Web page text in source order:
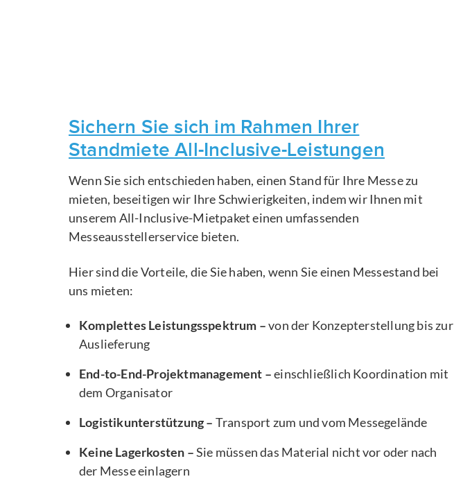
Sichern Sie sich im Rahmen Ihrer
Standmiete All-Inclusive-Leistungen
Wenn Sie sich entschieden haben, einen Stand für Ihre Messe zu
mieten, beseitigen wir Ihre Schwierigkeiten, indem wir Ihnen mit
unserem All-Inclusive-Mietpaket einen umfassenden
Messeausstellerservice bieten.
Hier sind die Vorteile, die Sie haben, wenn Sie einen Messestand bei
uns mieten:
Komplettes Leistungsspektrum –von der Konzepterstellung bis zur
Auslieferung
End-to-End-Projektmanagement –einschließlich Koordination mit
dem Organisator
Logistikunterstützung – Transport zum und vom Messegelände
Keine Lagerkosten –Sie müssen das Material nicht vor oder nach
der Messe einlagern